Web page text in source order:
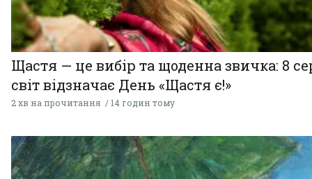
Щастя — це вибір та щоденна звичка: 8
світ відзначає День «Щастя є!»
2 хв на прочитання 14 годин тому